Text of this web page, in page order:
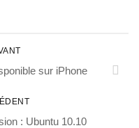
sur iPhone
: Ubuntu 10.10